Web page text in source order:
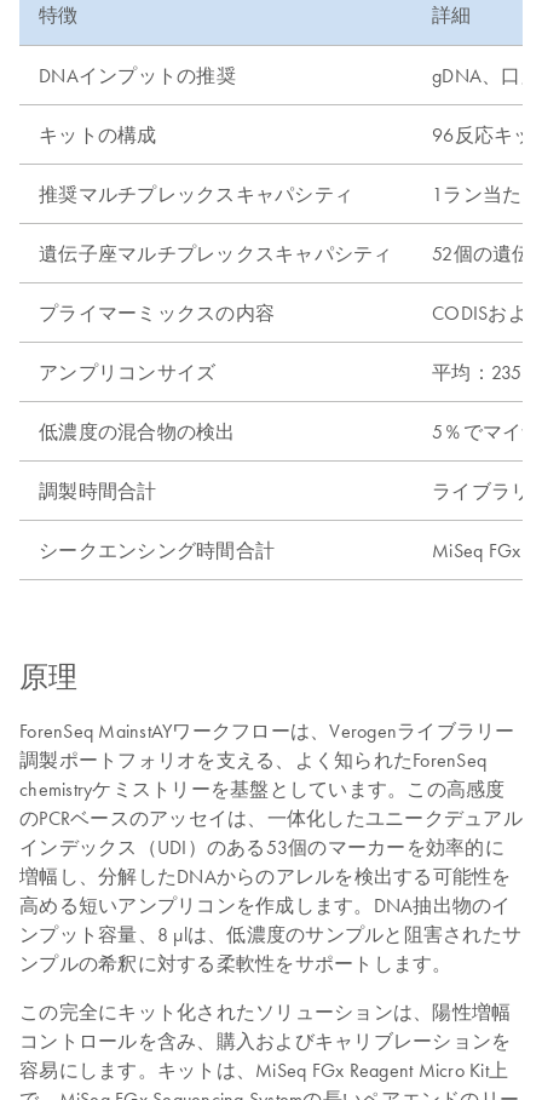
特徴 詳細
DNAインプットの推奨 gDNA、口
キットの構成 96反応キッ
推奨マルチプレックスキャパシティ 1ラン当た
遺伝子座マルチプレックスキャパシティ 52個の遺伝
プライマーミックスの内容 CODISおよ
アンプリコンサイズ 平均：235
低濃度の混合物の検出 5％でマイ
調製時間合計 ライブラリ
シークエンシング時間合計 MiSeq FGx
原理
ForenSeq MainstAYワークフローは、Verogenライブラリー
調製ポートフォリオを支える、よく知られたForenSeq
chemistryケミストリーを基盤としています。この高感度
のPCRベースのアッセイは、一体化したユニークデュアル
インデックス（UDI）のある53個のマーカーを効率的に
増幅し、分解したDNAからのアレルを検出する可能性を
高める短いアンプリコンを作成します。DNA抽出物のイ
ンプット容量、8 μlは、低濃度のサンプルと阻害されたサ
ンプルの希釈に対する柔軟性をサポートします。
この完全にキット化されたソリューションは、陽性増幅
コントロールを含み、購入およびキャリブレーションを
容易にします。キットは、MiSeq FGx Reagent Micro Kit上